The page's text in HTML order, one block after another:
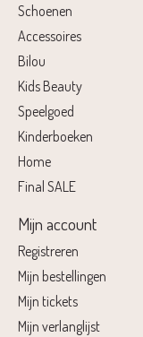
Schoenen
Accessoires
Bilou
Kids Beauty
Speelgoed
Kinderboeken
Home
Final SALE
Mijn account
Registreren
Mijn bestellingen
Mijn tickets
Mijn verlanglijst